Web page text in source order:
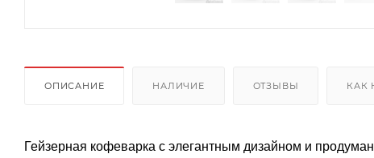
ОПИСАНИЕ НАЛИЧИЕ ОТЗЫВЫ КАК
Гейзерная кофеварка с элегантным дизайном и